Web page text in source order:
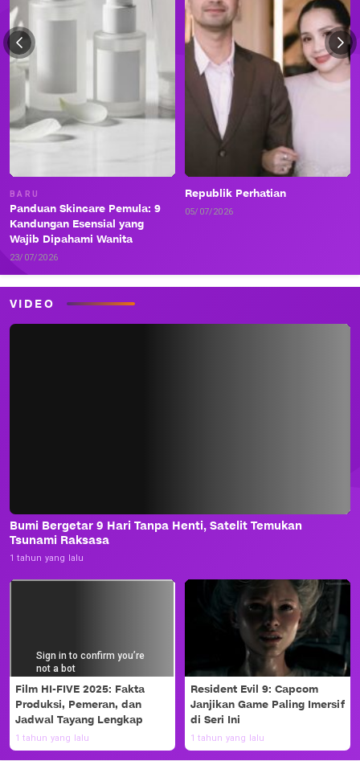
BARU
Panduan Skincare Pemula: 9
Kandungan Esensial yang
Wajib Dipahami Wanita
23/07/2026
Republik Perhatian
05/07/2026
VIDEO
Bumi Bergetar 9 Hari Tanpa Henti, Satelit Temukan
Tsunami Raksasa
1 tahun yang lalu
Film HI-FIVE 2025: Fakta
Produksi, Pemeran, dan
Jadwal Tayang Lengkap
1 tahun yang lalu
Resident Evil 9: Capcom
Janjikan Game Paling Imersif
di Seri Ini
1 tahun yang lalu